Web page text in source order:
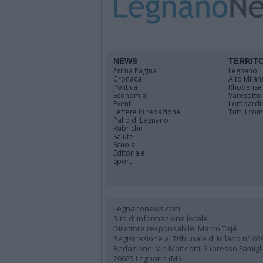
NEWS
Prima Pagina
Cronaca
Politica
Economia
Eventi
Lettere in redazione
Palio di Legnano
Rubriche
Salute
Scuola
Editoriale
Sport
Legnano
Alto
Rhodense
Varesotto
Tutti i
Legnanonews.com
Sito di informazione locale
Direttore responsabile: Marco Tajè
Registrazione al Tribunale di Milano n°
Redazione: Via Matteotti, 3 (presso
20025 Legnano (MI)